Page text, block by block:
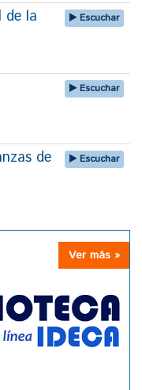
de la Escuchar
Escuchar
de Escuchar
Ver más »